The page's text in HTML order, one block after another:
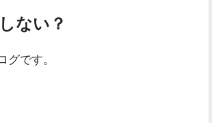
ない？
です。